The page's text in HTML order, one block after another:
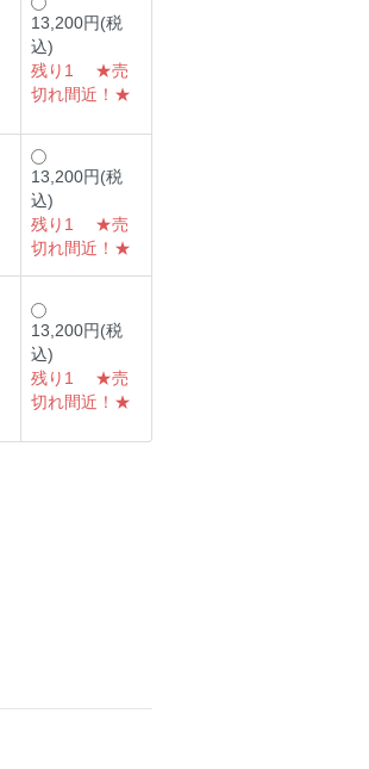
13,200円(税
込)
残り1 ★売
切れ間近！★
13,200円(税
込)
残り1 ★売
切れ間近！★
13,200円(税
込)
残り1 ★売
切れ間近！★